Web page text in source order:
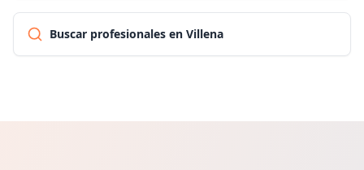
Buscar profesionales en Villena